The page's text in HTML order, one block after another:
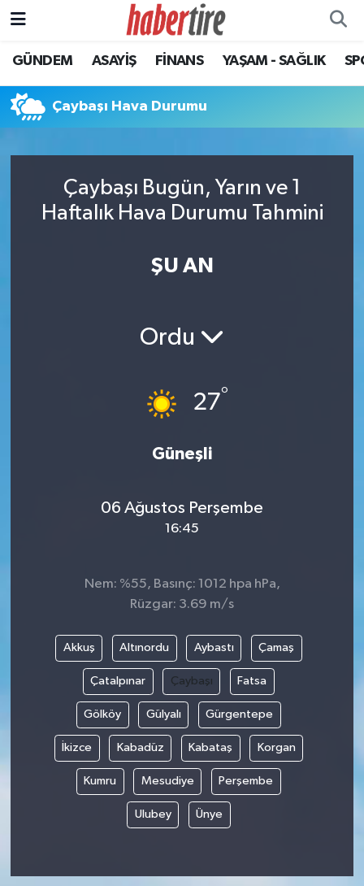
GÜNDEM ASAYİŞ FİNANS YAŞAM - SAĞLIK
Çaybaşı Hava Durumu
Çaybaşı Bugün, Yarın ve 1
Haftalık Hava Durumu Tahmini
ŞU AN
Ordu
27°
Güneşli
06 Ağustos Perşembe
16:45
Nem: %55, Basınç: 1012 hpa hPa,
Rüzgar: 3.69 m/s
Akkuş Altınordu Aybastı Çamaş
Çatalpınar Çaybaşı Fatsa
Gölköy Gülyalı Gürgentepe
İkizce Kabadüz Kabataş Korgan
Kumru Mesudiye Perşembe
Ulubey Ünye
Tire Nöbetçi Eczaneler
Tire Hava Durumu
Süper Lig Puan Durumu ve Fikstür
Son Dakika Haberleri